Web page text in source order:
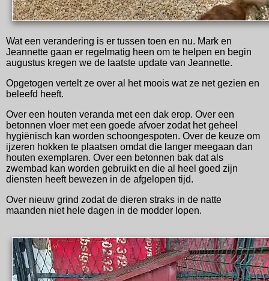
Wat een verandering is er tussen toen en nu. Mark en
Jeannette gaan er regelmatig heen om te helpen en begin
augustus kregen we de laatste update van Jeannette.
Opgetogen vertelt ze over al het moois wat ze net gezien en
beleefd heeft.
Over een houten veranda met een dak erop. Over een
betonnen vloer met een goede afvoer zodat het geheel
hygiënisch kan worden schoongespoten. Over de keuze om
ijzeren hokken te plaatsen omdat die langer meegaan dan
houten exemplaren. Over een betonnen bak dat als
zwembad kan worden gebruikt en die al heel goed zijn
diensten heeft bewezen in de afgelopen tijd.
Over nieuw grind zodat de dieren straks in de natte
maanden niet hele dagen in de modder lopen.